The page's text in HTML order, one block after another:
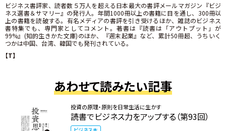
ビジネス書評家、読者数５万人を超える日本最大の書評メールマガジン『ビジ
ネス選書＆サマリー』の発行人。年間1000冊以上の書籍に目を通し、300冊以
上の書籍を読破する。有名メディアの書評を引き受けるほか、雑誌のビジネス
書特集でも、専門家としてコメント。著書は『読書は「アウトプット」が
99%』(知的生きかた文庫)のほか、『週末起業』など、累計50冊超、うちいく
つかは中国、台湾、韓国でも発刊されている。
【T】
あわせて読みたい記事
投資の原理・原則を日常生活に生かす
読書でビジネス力をアップする（第93回）